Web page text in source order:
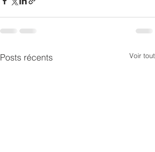
Posts récents Voir tout